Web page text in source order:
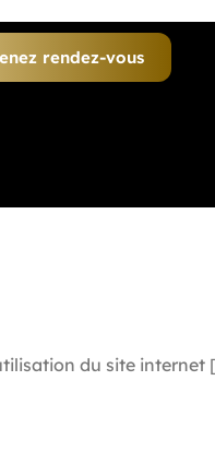
rendez-vous
du site